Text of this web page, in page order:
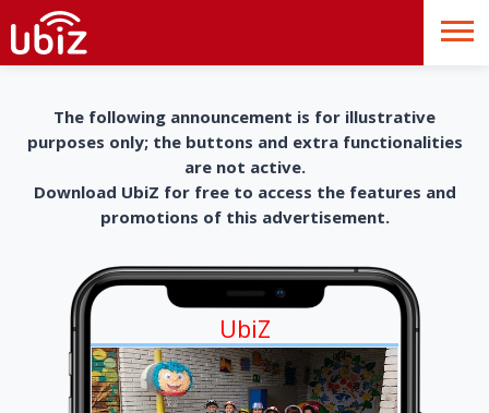
The following announcement is for illustrative
purposes only; the buttons and extra functionalities
are not active.
Download UbiZ for free to access the features and
promotions of this advertisement.
UbiZ